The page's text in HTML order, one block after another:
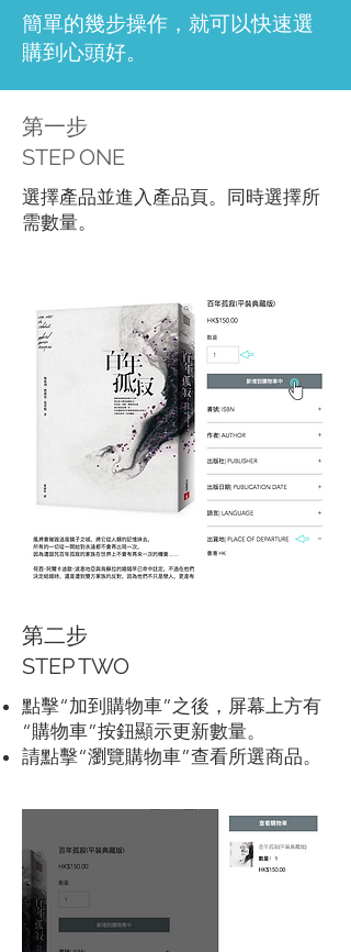
​簡單的幾步操作，就可以快速選
購到心頭好。
第一步
STEP ONE
選擇產品並進入產品頁。同時選擇所
需數量。
第二步
STEP TWO
點擊“加到購物車”之後，屏幕上方有
“購物車”按鈕顯示更新數量。
請點擊“瀏覽購物車”查看所選商品。